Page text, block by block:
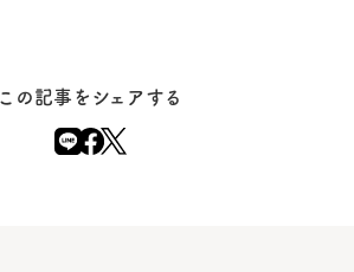
この記事をシェアする